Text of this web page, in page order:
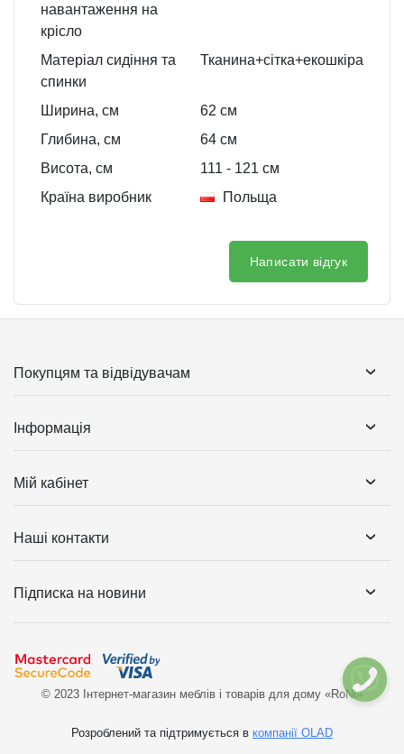
навантаження на
крісло
Матеріал сидіння та
спинки
Тканина+сітка+екошкіра
Ширина, см 62 см
Глибина, см
64 см
Висота, см
111 - 121 см
Країна виробник
Польща
Написати відгук
Покупцям та відвідувачам
Інформація
Мій кабінет
Наші контакти
Підписка на новини
© 2023 Інтернет-магазин меблів і товарів для дому «RoNi»
Розроблений та підтримується в компанії OLAD